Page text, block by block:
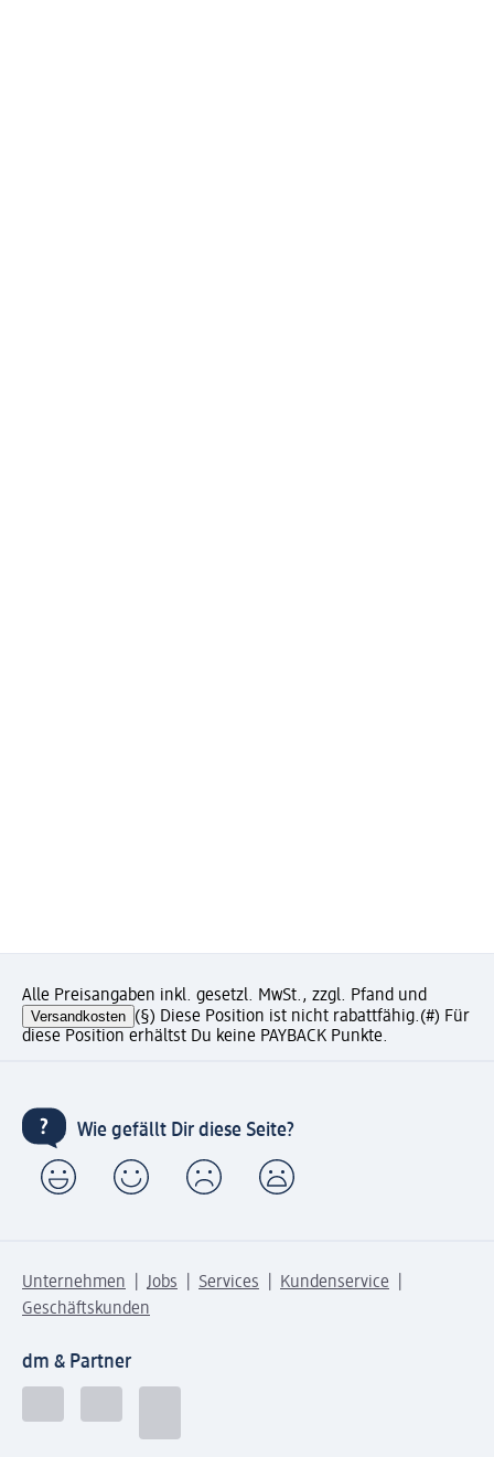
Alle Preisangaben inkl. gesetzl. MwSt., zzgl. Pfand und
Versandkosten (§) Diese Position ist nicht rabattfähig.(#) Für
diese Position erhältst Du keine PAYBACK Punkte.
Wie gefällt Dir diese Seite?
Unternehmen Jobs Services
Kundenservice
Geschäftskunden
dm & Partner